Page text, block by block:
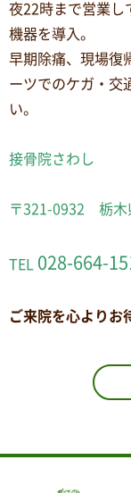
夜22時まで営業し
機器を導入。
早期除痛、現場復
ーツでのケガ・交
い。
接骨院さわし
〒321-0932 栃木
TEL 028-664-
ご来院を心よりお